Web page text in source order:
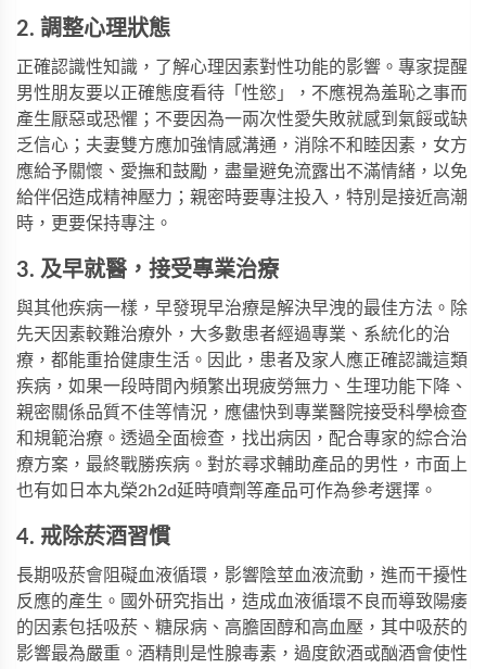
2. 調整心理狀態
正確認識性知識，了解心理因素對性功能的影響。專家提醒
男性朋友要以正確態度看待「性慾」，不應視為羞恥之事而
產生厭惡或恐懼；不要因為一兩次性愛失敗就感到氣餒或缺
乏信心；夫妻雙方應加強情感溝通，消除不和睦因素，女方
應給予關懷、愛撫和鼓勵，盡量避免流露出不滿情緒，以免
給伴侶造成精神壓力；親密時要專注投入，特別是接近高潮
時，更要保持專注。
3. 及早就醫，接受專業治療
與其他疾病一樣，早發現早治療是解決早洩的最佳方法。除
先天因素較難治療外，大多數患者經過專業、系統化的治
療，都能重拾健康生活。因此，患者及家人應正確認識這類
疾病，如果一段時間內頻繁出現疲勞無力、生理功能下降、
親密關係品質不佳等情況，應儘快到專業醫院接受科學檢查
和規範治療。透過全面檢查，找出病因，配合專家的綜合治
療方案，最終戰勝疾病。對於尋求輔助產品的男性，市面上
也有如 日本丸榮2h2d延時噴劑 等產品可作為參考選擇。
4. 戒除菸酒習慣
長期吸菸會阻礙血液循環，影響陰莖血液流動，進而干擾性
反應的產生。國外研究指出，造成血液循環不良而導致陽痿
的因素包括吸菸、糖尿病、高膽固醇和高血壓，其中吸菸的
影響最為嚴重。酒精則是性腺毒素，過度飲酒或酗酒會使性